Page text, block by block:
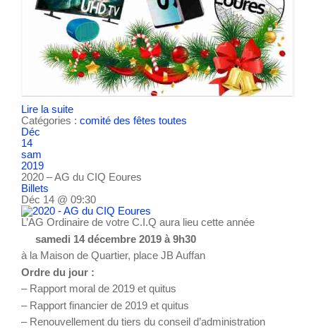
Lire la suite
Catégories : comité des fêtes toutes
Déc
14
sam
2019
2020 – AG du CIQ Eoures
Billets
Déc 14 @ 09:30
L’AG Ordinaire de votre C.I.Q aura lieu cette année
samedi 14 décembre 2019 à 9h30
à la Maison de Quartier, place JB Auffan
Ordre du jour :
– Rapport moral de 2019 et quitus
– Rapport financier de 2019 et quitus
– Renouvellement du tiers du conseil d’administration